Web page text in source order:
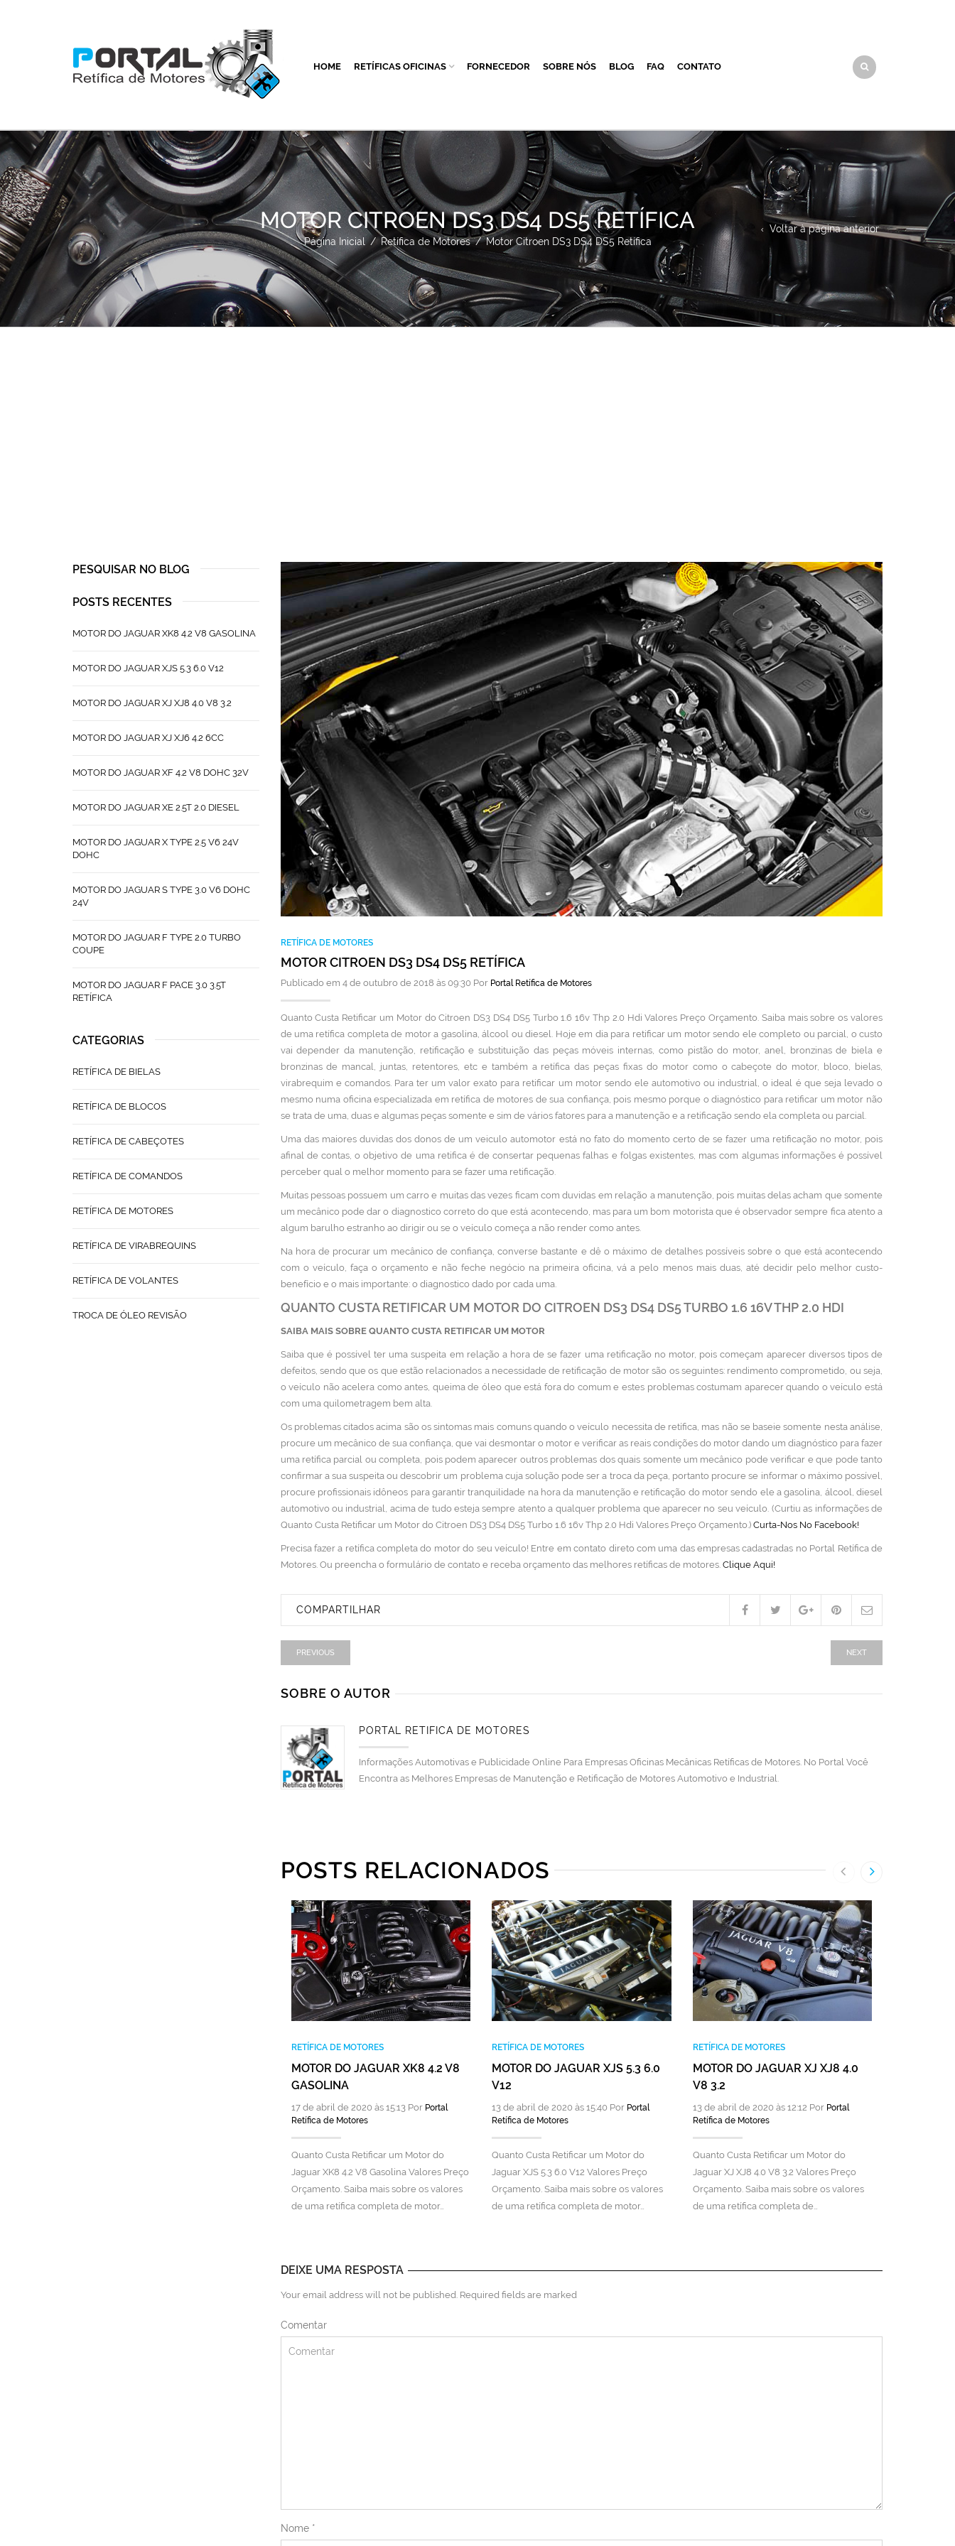
HOME RETÍFICAS OFICINAS FORNECEDOR SOBRE NÓS BLOG FAQ CONTATO
MOTOR CITROEN DS3 DS4 DS5 RETÍFICA
Página Inicial / Retífica de Motores / Motor Citroen DS3 DS4 DS5 Retífica
Voltar à página anterior
RETÍFICA DE MOTORES
MOTOR CITROEN DS3 DS4 DS5 RETÍFICA
Publicado em 4 de outubro de 2018 às 09:30 Por Portal Retífica de Motores
Quanto Custa Retificar um Motor do Citroen DS3 DS4 DS5 Turbo 1.6 16v Thp 2.0 Hdi Valores Preço Orçamento. Saiba mais sobre os valores
de uma retífica completa de motor a gasolina, álcool ou diesel. Hoje em dia para retificar um motor sendo ele completo ou parcial, o custo
vai depender da manutenção, retificação e substituição das peças móveis internas, como pistão do motor, anel, bronzinas de biela e
bronzinas de mancal, juntas, retentores, etc e também a retífica das peças fixas do motor como o cabeçote do motor, bloco, bielas,
virabrequim e comandos. Para ter um valor exato para retificar um motor sendo ele automotivo ou industrial, o ideal é que seja levado o
mesmo numa oficina especializada em retífica de motores de sua confiança, pois mesmo porque o diagnóstico para retificar um motor não
se trata de uma, duas e algumas peças somente e sim de vários fatores para a manutenção e a retificação sendo ela completa ou parcial.
Uma das maiores duvidas dos donos de um veiculo automotor está no fato do momento certo de se fazer uma retificação no motor, pois
afinal de contas, o objetivo de uma retifica é de consertar pequenas falhas e folgas existentes, mas com algumas informações é possível
perceber qual o melhor momento para se fazer uma retificação.
Muitas pessoas possuem um carro e muitas das vezes ficam com duvidas em relação a manutenção, pois muitas delas acham que somente
um mecânico pode dar o diagnostico correto do que está acontecendo, mas para um bom motorista que é observador sempre fica atento a
algum barulho estranho ao dirigir ou se o veículo começa a não render como antes.
Na hora de procurar um mecânico de confiança, converse bastante e dê o máximo de detalhes possíveis sobre o que está acontecendo
com o veículo, faça o orçamento e não feche negócio na primeira oficina, vá a pelo menos mais duas, até decidir pelo melhor custo-
benefício e o mais importante: o diagnostico dado por cada uma.
QUANTO CUSTA RETIFICAR UM MOTOR DO CITROEN DS3 DS4 DS5 TURBO 1.6 16V THP 2.0 HDI
SAIBA MAIS SOBRE QUANTO CUSTA RETIFICAR UM MOTOR
Saiba que é possível ter uma suspeita em relação a hora de se fazer uma retificação no motor, pois começam aparecer diversos tipos de
defeitos, sendo que os que estão relacionados a necessidade de retificação de motor são os seguintes: rendimento comprometido, ou seja,
o veículo não acelera como antes, queima de óleo que está fora do comum e estes problemas costumam aparecer quando o veículo está
com uma quilometragem bem alta.
Os problemas citados acima são os sintomas mais comuns quando o veículo necessita de retífica, mas não se baseie somente nesta análise,
procure um mecânico de sua confiança, que vai desmontar o motor e verificar as reais condições do motor dando um diagnóstico para fazer
uma retífica parcial ou completa, pois podem aparecer outros problemas dos quais somente um mecânico pode verificar e que pode tanto
confirmar a sua suspeita ou descobrir um problema cuja solução pode ser a troca da peça, portanto procure se informar o máximo possível,
procure profissionais idôneos para garantir tranquilidade na hora da manutenção e retificação do motor sendo ele a gasolina, álcool, diesel
automotivo ou industrial, acima de tudo esteja sempre atento a qualquer problema que aparecer no seu veículo. (Curtiu as informações de
Quanto Custa Retificar um Motor do Citroen DS3 DS4 DS5 Turbo 1.6 16v Thp 2.0 Hdi Valores Preço Orçamento.) Curta-Nos No Facebook!
Precisa fazer a retífica completa do motor do seu veículo! Entre em contato direto com uma das empresas cadastradas no Portal Retífica de
Motores. Ou preencha o formulário de contato e receba orçamento das melhores retíficas de motores. Clique Aqui!
COMPARTILHAR
PREVIOUS NEXT
SOBRE O AUTOR
PORTAL RETÍFICA DE MOTORES
Informações Automotivas e Publicidade Online Para Empresas Oficinas Mecânicas Retíficas de Motores. No Portal Você
Encontra as Melhores Empresas de Manutenção e Retificação de Motores Automotivo e Industrial.
POSTS RELACIONADOS
RETÍFICA DE MOTORES
MOTOR DO JAGUAR XK8 4.2 V8
GASOLINA
17 de abril de 2020 às 15:13 Por Portal
Retífica de Motores
Quanto Custa Retificar um Motor do
Jaguar XK8 4.2 V8 Gasolina Valores Preço
Orçamento. Saiba mais sobre os valores
de uma retífica completa de motor…
RETÍFICA DE MOTORES
MOTOR DO JAGUAR XJS 5.3 6.0
V12
13 de abril de 2020 às 15:40 Por Portal
Retífica de Motores
Quanto Custa Retificar um Motor do
Jaguar XJS 5.3 6.0 V12 Valores Preço
Orçamento. Saiba mais sobre os valores
de uma retífica completa de motor…
RETÍFICA DE MOTORES
MOTOR DO JAGUAR XJ XJ8 4.0
V8 3.2
13 de abril de 2020 às 12:12 Por Portal
Retífica de Motores
Quanto Custa Retificar um Motor do
Jaguar XJ XJ8 4.0 V8 3.2 Valores Preço
Orçamento. Saiba mais sobre os valores
de uma retífica completa de…
DEIXE UMA RESPOSTA
Your email address will not be published. Required fields are marked
Comentar
Nome *
PESQUISAR NO BLOG
POSTS RECENTES
MOTOR DO JAGUAR XK8 4.2 V8 GASOLINA
MOTOR DO JAGUAR XJS 5.3 6.0 V12
MOTOR DO JAGUAR XJ XJ8 4.0 V8 3.2
MOTOR DO JAGUAR XJ XJ6 4.2 6CC
MOTOR DO JAGUAR XF 4.2 V8 DOHC 32V
MOTOR DO JAGUAR XE 2.5T 2.0 DIESEL
MOTOR DO JAGUAR X TYPE 2.5 V6 24V
DOHC
MOTOR DO JAGUAR S TYPE 3.0 V6 DOHC
24V
MOTOR DO JAGUAR F TYPE 2.0 TURBO
COUPE
MOTOR DO JAGUAR F PACE 3.0 3.5T
RETÍFICA
CATEGORIAS
RETÍFICA DE BIELAS
RETÍFICA DE BLOCOS
RETÍFICA DE CABEÇOTES
RETÍFICA DE COMANDOS
RETÍFICA DE MOTORES
RETÍFICA DE VIRABREQUINS
RETÍFICA DE VOLANTES
TROCA DE ÓLEO REVISÃO